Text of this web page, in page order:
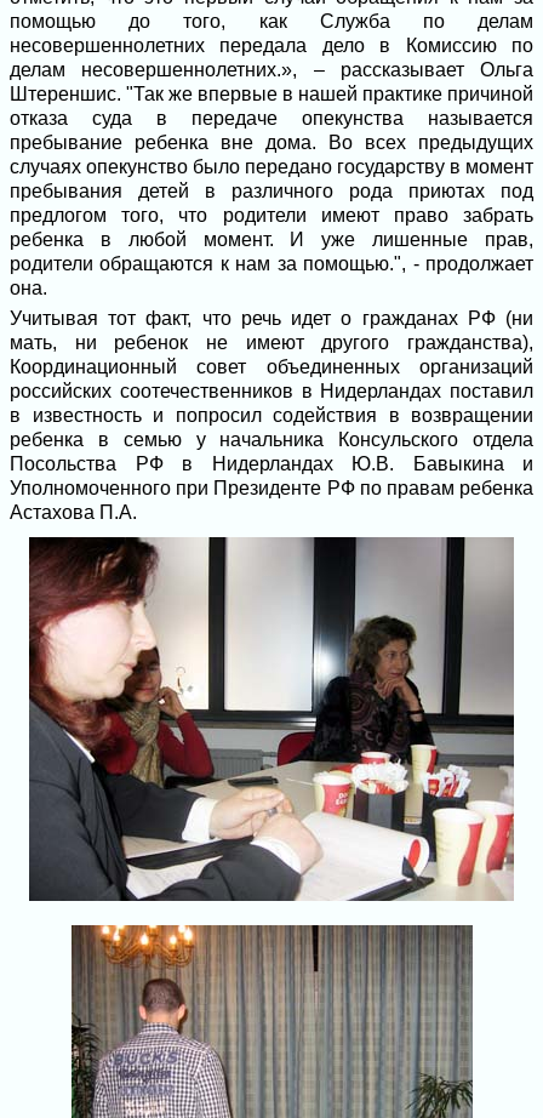
помощью до того, как Служба по делам
несовершеннолетних передала дело в Комиссию по
делам несовершеннолетних.», – рассказывает Ольга
Штереншис. "Так же впервые в нашей практике причиной
отказа суда в передаче опекунства называется
пребывание ребенка вне дома. Во всех предыдущих
случаях опекунство было передано государству в момент
пребывания детей в различного рода приютах под
предлогом того, что родители имеют право забрать
ребенка в любой момент. И уже лишенные прав,
родители обращаются к нам за помощью.", - продолжает
она.
Учитывая тот факт, что речь идет о гражданах РФ (ни
мать, ни ребенок не имеют другого гражданства),
Координационный совет объединенных организаций
российских соотечественников в Нидерландах поставил
в известность и попросил содействия в возвращении
ребенка в семью у начальника Консульского отдела
Посольства РФ в Нидерландах Ю.В. Бавыкина и
Уполномоченного при Президенте РФ по правам ребенка
Астахова П.А.